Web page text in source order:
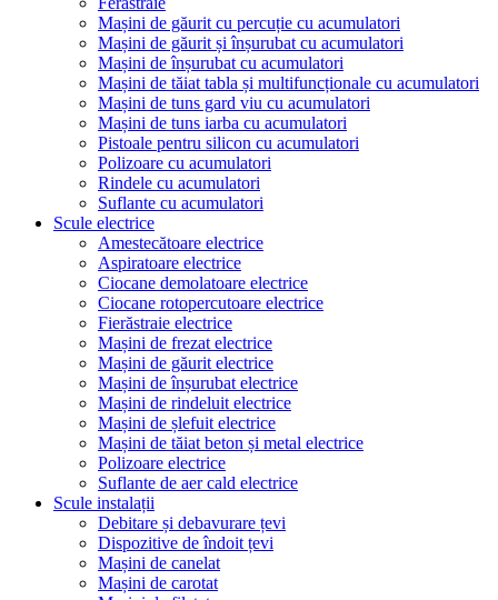
Mașini de găurit cu percuție cu acumulatori
Mașini de găurit și înșurubat cu acumulatori
Mașini de înșurubat cu acumulatori
Mașini de tăiat tabla și multifuncționale cu acumulatori
Mașini de tuns gard viu cu acumulatori
Mașini de tuns iarba cu acumulatori
Pistoale pentru silicon cu acumulatori
Polizoare cu acumulatori
Rindele cu acumulatori
Suflante cu acumulatori
Scule electrice
Amestecătoare electrice
Aspiratoare electrice
Ciocane demolatoare electrice
Ciocane rotopercutoare electrice
Fierăstraie electrice
Mașini de frezat electrice
Mașini de găurit electrice
Mașini de înșurubat electrice
Mașini de rindeluit electrice
Mașini de șlefuit electrice
Mașini de tăiat beton și metal electrice
Polizoare electrice
Suflante de aer cald electrice
Scule instalații
Debitare și debavurare țevi
Dispozitive de îndoit țevi
Mașini de canelat
Mașini de carotat